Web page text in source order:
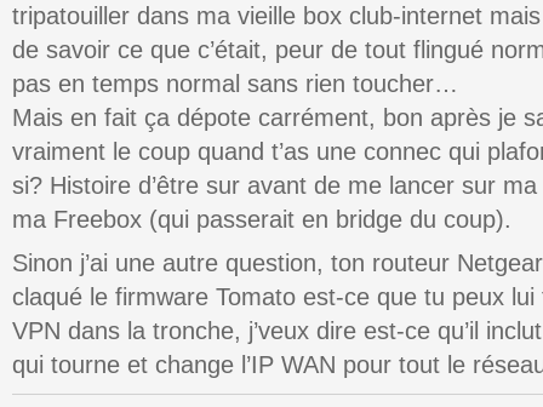
tripatouiller dans ma vieille box club-internet
de savoir ce que c’était, peur de tout flingué
pas en temps normal sans rien toucher…
Mais en fait ça dépote carrément, bon après je
vraiment le coup quand t’as une connec qui
si? Histoire d’être sur avant de me lancer sur
ma Freebox (qui passerait en bridge du coup).
Sinon j’ai une autre question, ton routeur
claqué le firmware Tomato est-ce que tu peux
VPN dans la tronche, j’veux dire est-ce qu’il
qui tourne et change l’IP WAN pour tout le